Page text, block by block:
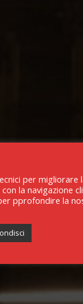
per migliorare
la navigazione
pprofondire la